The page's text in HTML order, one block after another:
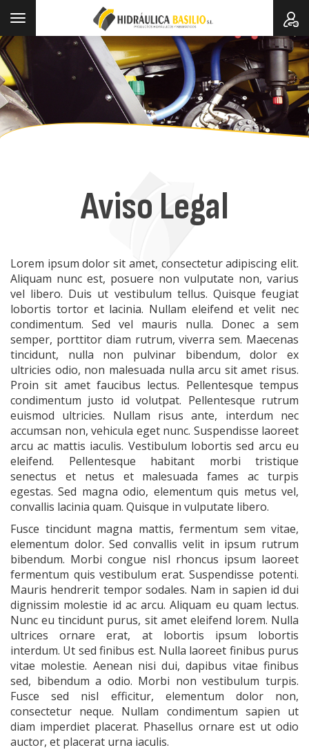
Toggle
navigation
Aviso Legal
Lorem ipsum dolor sit amet, consectetur adipiscing elit.
Aliquam nunc est, posuere non vulputate non, varius
vel libero. Duis ut vestibulum tellus. Quisque feugiat
lobortis tortor et lacinia. Nullam eleifend et velit nec
condimentum. Sed vel mauris nulla. Donec a sem
semper, porttitor diam rutrum, viverra sem. Maecenas
tincidunt, nulla non pulvinar bibendum, dolor ex
ultricies odio, non malesuada nulla arcu sit amet risus.
Proin sit amet faucibus lectus. Pellentesque tempus
condimentum justo id volutpat. Pellentesque rutrum
euismod ultricies. Nullam risus ante, interdum nec
accumsan non, vehicula eget nunc. Suspendisse laoreet
arcu ac mattis iaculis. Vestibulum lobortis sed arcu eu
eleifend. Pellentesque habitant morbi tristique
senectus et netus et malesuada fames ac turpis
egestas. Sed magna odio, elementum quis metus vel,
convallis lacinia quam. Quisque in vulputate libero.
Fusce tincidunt magna mattis, fermentum sem vitae,
elementum dolor. Sed convallis velit in ipsum rutrum
bibendum. Morbi congue nisl rhoncus ipsum laoreet
fermentum quis vestibulum erat. Suspendisse potenti.
Mauris hendrerit tempor sodales. Nam in sapien id dui
dignissim molestie id ac arcu. Aliquam eu quam lectus.
Nunc eu tincidunt purus, sit amet eleifend lorem. Nulla
ultrices ornare erat, at lobortis ipsum lobortis
interdum. Ut sed finibus est. Nulla laoreet finibus purus
vitae molestie. Aenean nisi dui, dapibus vitae finibus
sed, bibendum a odio. Morbi non vestibulum turpis.
Fusce sed nisl efficitur, elementum dolor non,
consectetur neque. Nullam condimentum sapien ut
diam imperdiet placerat. Phasellus ornare est ut odio
auctor, et placerat urna iaculis.